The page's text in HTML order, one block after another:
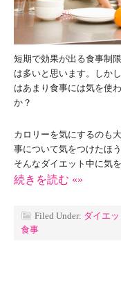
短期で効果が出る食事制
は多いと思います。しか
はあまり食事には気を使
か？
カロリーを気にするのも
事について気をつけたほ
そんなダイエット中に気
続きを読む «»
Filed Under: ダイエッ
食事